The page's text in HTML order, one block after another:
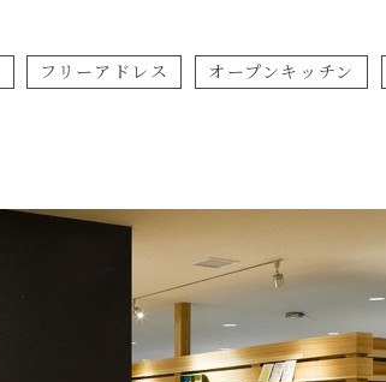
フリーアドレス オープンキッチン